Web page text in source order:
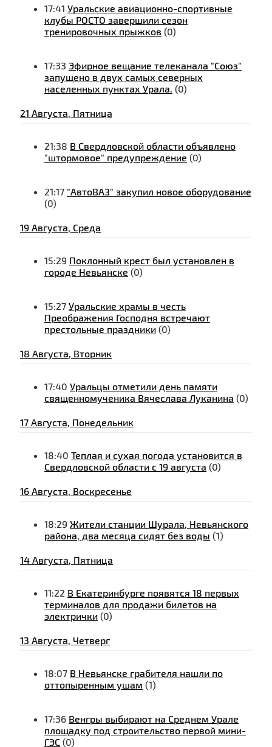
17:41 Уральские авиационно-спортивные
клубы РОСТО завершили сезон
тренировочных прыжков (0)
17:33 Эфирное вещание телеканала "Союз"
запущено в двух самых северных
населенных пунктах Урала. (0)
21 Августа, Пятница
21:38 В Свердловской области объявлено
"штормовое" предупреждение (0)
21:17 "АвтоВАЗ" закупил новое оборудование
(0)
19 Августа, Среда
15:29 Поклонный крест был установлен в
городе Невьянске (0)
15:27 Уральские храмы в честь
Преображения Господня встречают
престольные праздники (0)
18 Августа, Вторник
17:40 Уральцы отметили день памяти
священномученика Вячеслава Луканина (0)
17 Августа, Понедельник
18:40 Теплая и сухая погода установится в
Свердловской области с 19 августа (0)
16 Августа, Воскресенье
18:29 Жители станции Шурала, Невьянского
района, два месяца сидят без воды (1)
14 Августа, Пятница
11:22 В Екатеринбурге появятся 18 первых
терминалов для продажи билетов на
электрички (0)
13 Августа, Четверг
18:07 В Невьянске грабителя нашли по
оттопыренным ушам (1)
17:36 Венгры выбирают на Среднем Урале
площадку под строительство первой мини-
ГЭС (0)